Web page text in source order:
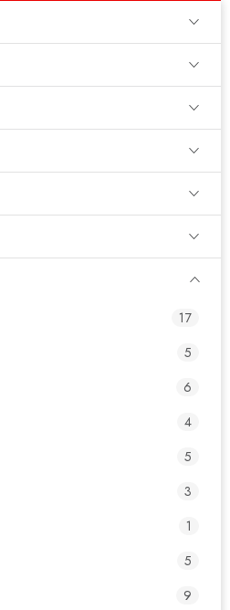
17
5
6
4
5
3
1
5
9